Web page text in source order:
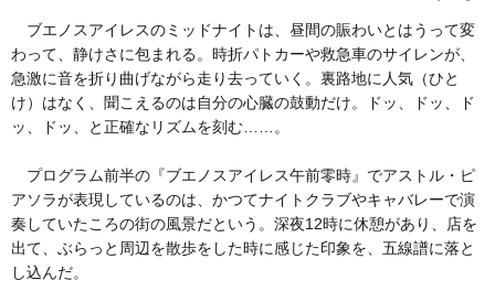
ブエノスアイレスのミッドナイトは、昼間の賑わいとはうって変
わって、静けさに包まれる。時折パトカーや救急車のサイレンが、
急激に音を折り曲げながら走り去っていく。裏路地に人気（ひと
け）はなく、聞こえるのは自分の心臓の鼓動だけ。ドッ、ドッ、ド
ッ、ドッ、と正確なリズムを刻む……。
プログラム前半の『ブエノスアイレス午前零時』でアストル・ピ
アソラが表現しているのは、かつてナイトクラブやキャバレーで演
奏していたころの街の風景だという。深夜12時に休憩があり、店を
出て、ぶらっと周辺を散歩をした時に感じた印象を、五線譜に落と
し込んだ。